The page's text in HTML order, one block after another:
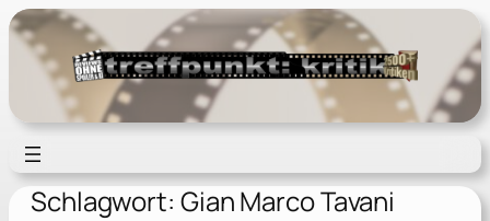
Zum
Inhalt
springen
Schlagwort: Gian Marco Tavani